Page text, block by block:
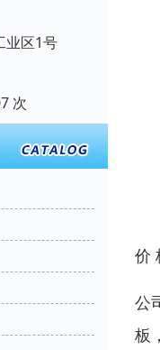
业区1号
次
价
公
板